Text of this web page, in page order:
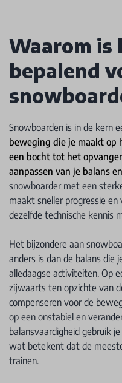
Waarom is
bepalend
Snowboarden is in de kern
beweging die je maakt op
een bocht tot het
aanpassen van je balans
snowboarder met een
maakt sneller progressie
dezelfde technische kennis
Het bijzondere aan
anders is dan de balans die
alledaagse activiteiten. Op
zijwaarts ten opzichte van
compenseren voor de
op een onstabiel en
balansvaardigheid gebruik
wat betekent dat de
trainen.